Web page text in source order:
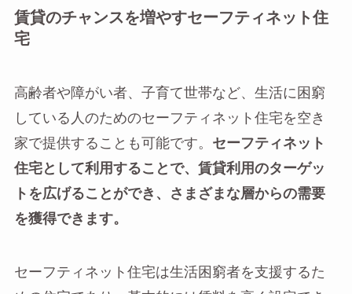
賃貸のチャンスを増やすセーフティネット住
宅
高齢者や障がい者、子育て世帯など、生活に困窮
している人のためのセーフティネット住宅を空き
家で提供することも可能です。 セーフティネット
住宅として利用することで、賃貸利用のターゲッ
トを広げることができ、さまざまな層からの需要
を獲得できます。
セーフティネット住宅は生活困窮者を支援するた